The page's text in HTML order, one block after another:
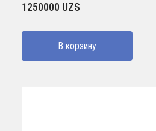
1250000 UZS
В корзину